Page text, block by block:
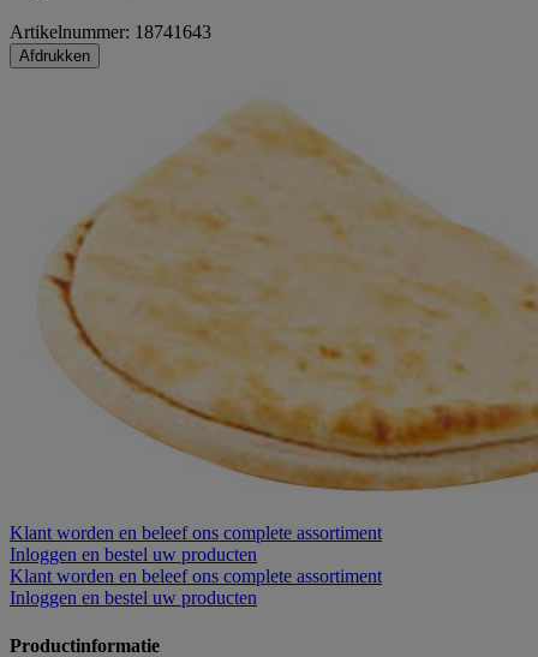
Artikelnummer: 18741643
Afdrukken
Klant worden en beleef ons complete assortiment
Inloggen en bestel uw producten
Klant worden en beleef ons complete assortiment
Inloggen en bestel uw producten
Productinformatie